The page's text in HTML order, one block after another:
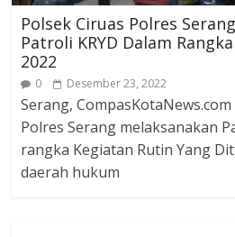
Polsek Ciruas Polres
Patroli KRYD Dalam
2022
0 Desember 23, 2022
Serang,
Polres Serang melaksanakan
rangka Kegiatan Rutin Yang
daerah hukum